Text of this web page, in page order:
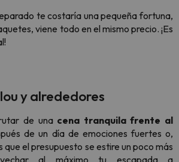
te costaría una pequeña fortuna,
viene todo en el mismo precio. ¡Es
y alrededores
de una cena tranquila frente al
de un día de emociones fuertes o,
que el presupuesto se estire un poco más
al máximo tu escapada a